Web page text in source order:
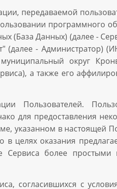
передаваемой
программного
(База Данных) (далее -
(далее - Администратор)
округ
а также его
Пользователей.
для предоставления
указанном в настоящей
в целях оказания
Сервиса более
согласившихся с